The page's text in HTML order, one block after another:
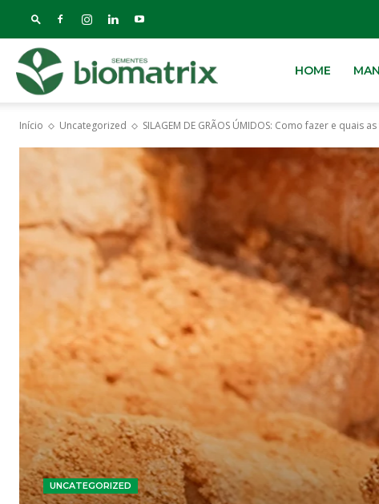
Biomatrix HOME
Início Uncategorized SILAGEM DE GRÃOS ÚMIDOS: Como fazer e quais
UNCATEGORIZED